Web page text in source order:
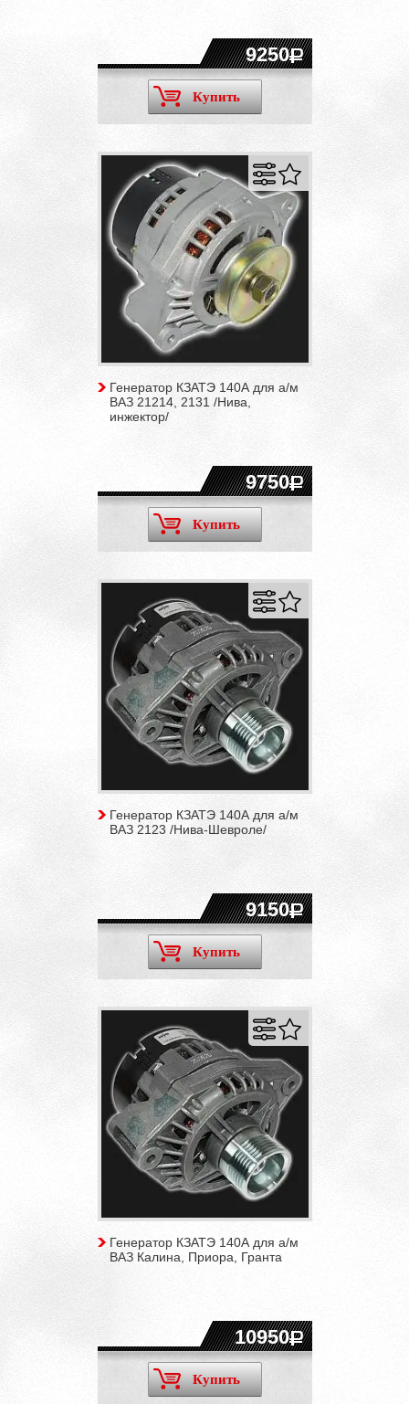
9250
Купить
Генератор КЗАТЭ 140А для а/м
ВАЗ 21214, 2131 /Нива,
инжектор/
9750
Купить
Генератор КЗАТЭ 140А для а/м
ВАЗ 2123 /Нива-Шевроле/
9150
Купить
Генератор КЗАТЭ 140А для а/м
ВАЗ Калина, Приора, Гранта
10950
Купить